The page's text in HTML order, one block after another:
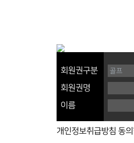
회원권구분
회원권명
이름
개인정보취급방침 동